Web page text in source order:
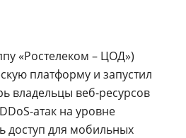
«Ростелеком – ЦОД»)
платформу и запустил
владельцы веб-ресурсов
атак на уровне
доступ для мобильных